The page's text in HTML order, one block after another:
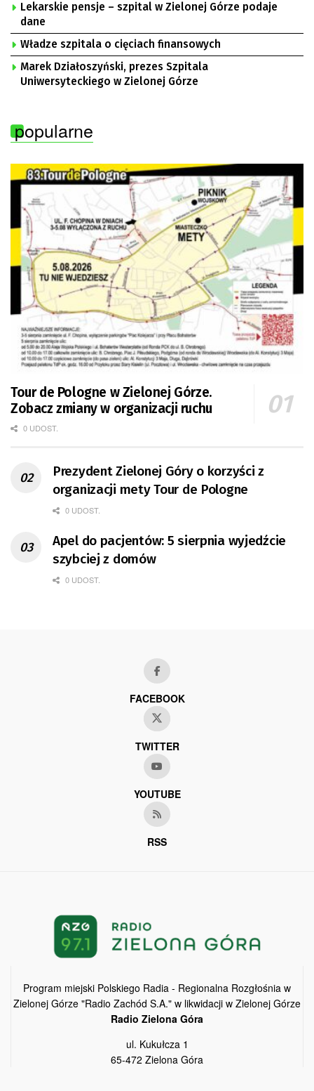
Lekarskie pensje – szpital w Zielonej Górze podaje
dane
Władze szpitala o cięciach finansowych
Marek Działoszyński, prezes Szpitala
Uniwersyteckiego w Zielonej Górze
popularne
Tour de Pologne w Zielonej Górze.
Zobacz zmiany w organizacji ruchu
0 UDOST.
Prezydent Zielonej Góry o korzyści z
organizacji mety Tour de Pologne
0 UDOST.
Apel do pacjentów: 5 sierpnia wyjedźcie
szybciej z domów
0 UDOST.
FACEBOOK
TWITTER
YOUTUBE
RSS
Program miejski Polskiego Radia - Regionalna Rozgłośnia w
Zielonej Górze "Radio Zachód S.A." w likwidacji w Zielonej Górze
Radio Zielona Góra
ul. Kukułcza 1
65-472 Zielona Góra